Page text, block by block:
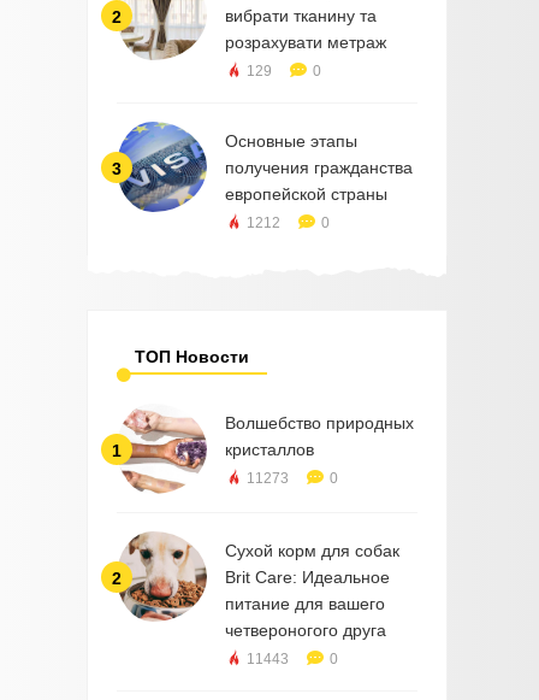
2
вибрати тканину та
розрахувати метраж
129 0
3
Основные этапы
получения гражданства
европейской страны
1212 0
ТОП Новости
1
Волшебство природных
кристаллов
11273 0
2
Сухой корм для собак
Brit Care: Идеальное
питание для вашего
четвероногого друга
11443 0